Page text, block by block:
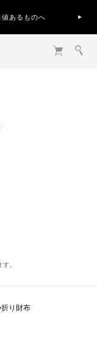
あるものへ
。
り財布